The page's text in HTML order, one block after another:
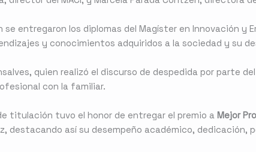
se entregaron los diplomas del Magíster en Innovación y
y conocimientos adquiridos a la sociedad y su
quien realizó el discurso de despedida por parte
con la familiar.
titulación tuvo el honor de entregar el premio a Mejor
destacando así su desempeño académico, dedicación,